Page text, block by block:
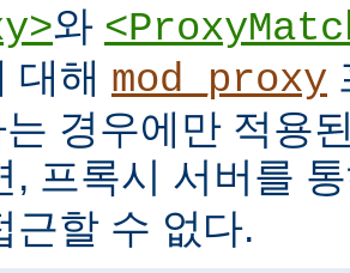
와
대해 mod_proxy
경우에만 적용
, 프록시 서버를
근할 수 없다.